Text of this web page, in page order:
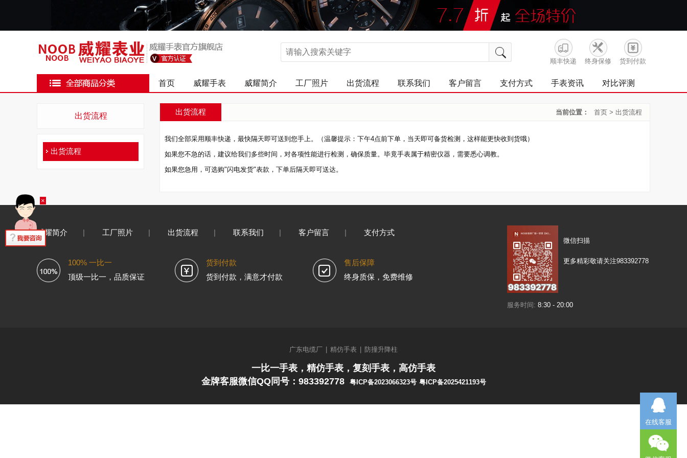
顺丰快递 终身保修 货到付款
首页 威耀手表 威耀简介 工厂照片 出货流程 联系我们 客户留言 支付方式 手表资讯 对比评测
出货流程
出货流程
出货流程 当前位置： 首页 > 出货流程
我们全部采用顺丰快递，最快隔天即可送到您手上。（温馨提示：下午4点前下单，当天即可备货检测，这样能更快收到货哦）
如果您不急的话，建议给我们多些时间，对各项性能进行检测，确保质量。毕竟手表属于精密仪器，需要悉心调教。
如果您急用，可选购"闪电发货"表款，下单后隔天即可送达。
威耀简介 工厂照片 出货流程 联系我们 客户留言 支付方式
100% 一比一
顶级一比一，品质保证
货到付款
货到付款，满意才付款
售后保障
终身质保，免费维修
微信扫描
更多精彩敬请关注983392778
服务时间: 8:30 - 20:00
广东电缆厂 精仿手表 防撞升降柱
一比一手表，精仿手表，复刻手表，高仿手表
金牌客服微信QQ同号：983392778
粤ICP备2023066323号 粤ICP备2025421193号
×
在线客服